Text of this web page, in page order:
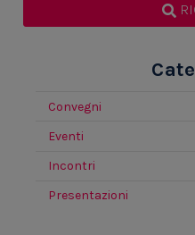
Convegni
Eventi
Incontri
Presentazioni